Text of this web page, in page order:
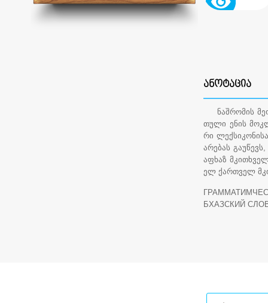
ᲐᲜᲝᲢᲐᲪᲘᲐ
ნაშრომის
თული ენის
რი
არებას
აფხაზ
ელ ქართველ
БХАЗСКИЙ